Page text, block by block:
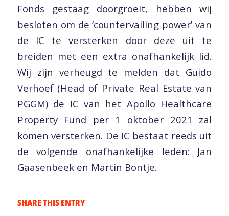
Fonds gestaag doorgroeit, hebben wij
besloten om de ‘countervailing power’ van
de IC te versterken door deze uit te
breiden met een extra onafhankelijk lid.
Wij zijn verheugd te melden dat Guido
Verhoef (Head of Private Real Estate van
PGGM) de IC van het Apollo Healthcare
Property Fund per 1 oktober 2021 zal
komen versterken. De IC bestaat reeds uit
de volgende onafhankelijke leden: Jan
Gaasenbeek en Martin Bontje.
SHARE THIS ENTRY